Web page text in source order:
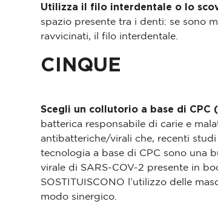
Utilizza il filo interdentale o lo
spazio presente tra i denti: se sono
ravvicinati, il filo interdentale.
CINQUE
Scegli un collutorio a base di
batterica responsabile di carie e
antibatteriche/virali che, recenti
tecnologia a base di CPC sono una
virale di SARS-COV-2 presente in
SOSTITUISCONO l’utilizzo delle
modo sinergico.
fare se un impianto
cade: come
l’urgenza e